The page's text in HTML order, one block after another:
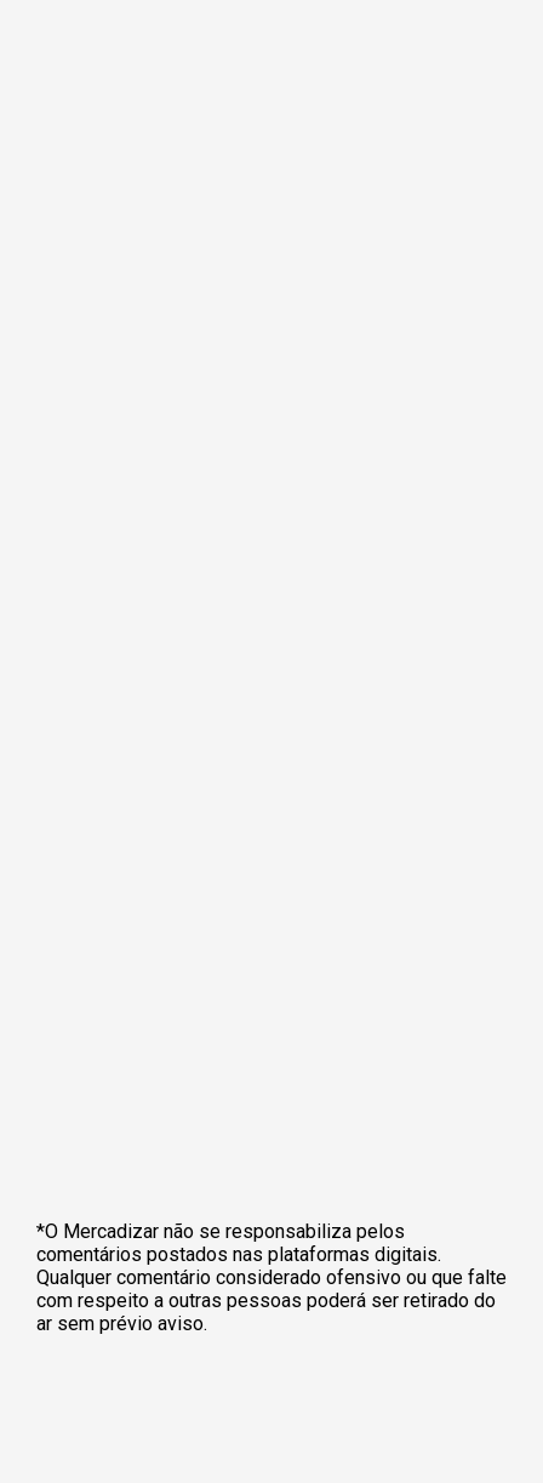
*O Mercadizar não se responsabiliza pelos
comentários postados nas plataformas digitais.
Qualquer comentário considerado ofensivo ou que falte
com respeito a outras pessoas poderá ser retirado do
ar sem prévio aviso.